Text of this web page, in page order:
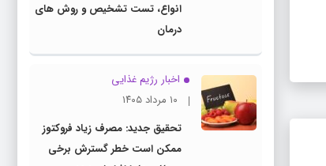
انواع، تست تشخیص و روش های
درمان
اخبار رژیم غذایی
۱۰ مرداد ۱۴۰۵
تحقیق جدید: مصرف زیاد فروکتوز
ممکن است خطر گسترش برخی